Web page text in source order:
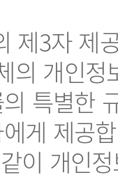
제3자 제
개인정
특별한
게 제공
이 개인